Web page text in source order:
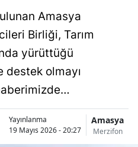
Amasya
Birliği, Tarım
yürüttüğü
destek olmayı
Yayınlanma
19 Mayıs 2026 - 20:27
Amasya
Merzifon